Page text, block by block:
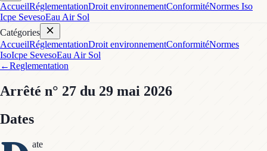
AccueilRéglementationDroit environnementConformitéNormes Iso
Icpe SevesoEau Air Sol
Catégories
AccueilRéglementationDroit environnementConformitéNormes
IsoIcpe SevesoEau Air Sol
←Reglementation
Arrêté n° 27 du 29 mai 2026
Dates
ate